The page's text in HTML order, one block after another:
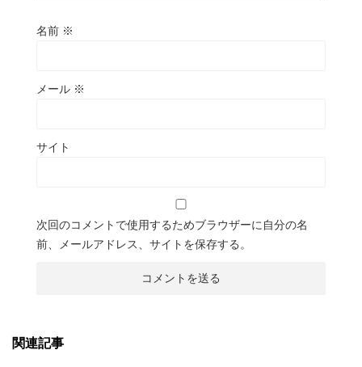
名前 ※
メール ※
サイト
次回のコメントで使用するためブラウザーに自分の名
前、メールアドレス、サイトを保存する。
関連記事